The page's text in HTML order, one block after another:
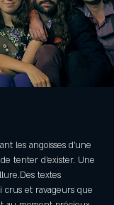
les angoisses d’une
tenter d’exister. Une
textes
crus et ravageurs que